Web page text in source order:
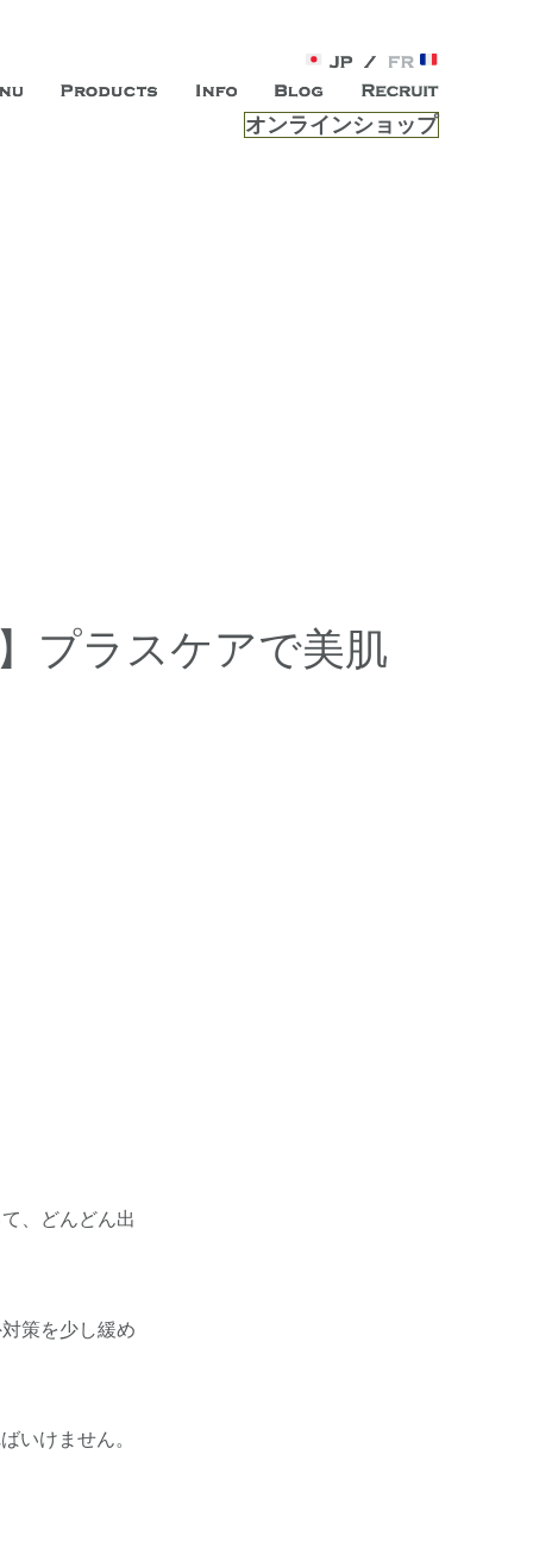
は、 内面から輝く美をトー
ープン。お客様のもつ「自らしい美しさ」を追求し、未来の
を提供する総合エステサロンです。
オンラインショップ
プラスケアで美肌
、どんどん出
策を少し緩め
いけません。